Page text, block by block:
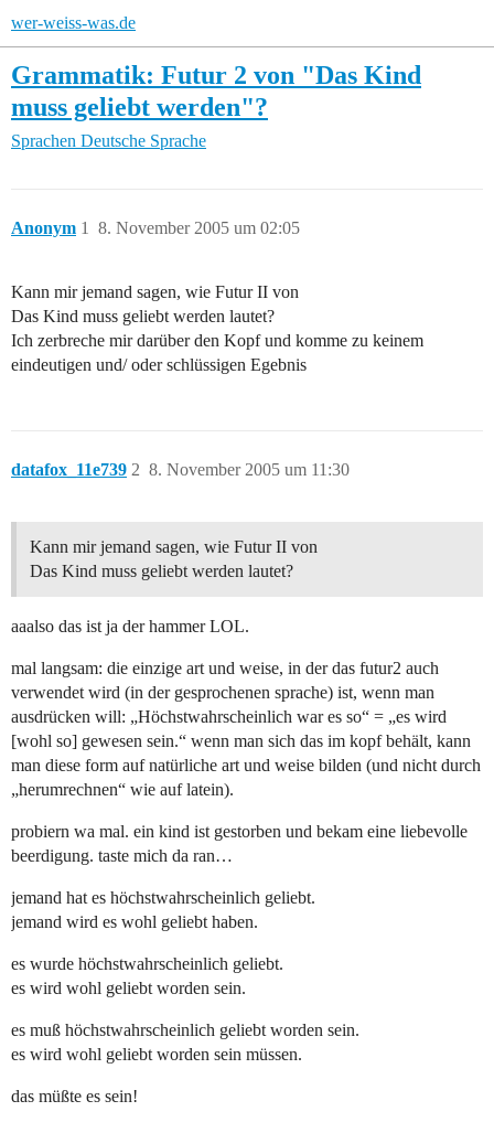
wer-weiss-was.de
Grammatik: Futur 2 von "Das Kind
muss geliebt werden"?
Sprachen Deutsche Sprache
Anonym 8. November 2005 um 02:05
1
Kann mir jemand sagen, wie Futur II von
Das Kind muss geliebt werden lautet?
Ich zerbreche mir darüber den Kopf und komme zu keinem
eindeutigen und/ oder schlüssigen Egebnis
datafox_11e739 8. November 2005 um 11:30
2
Kann mir jemand sagen, wie Futur II von
Das Kind muss geliebt werden lautet?
aaalso das ist ja der hammer LOL.
mal langsam: die einzige art und weise, in der das futur2 auch
verwendet wird (in der gesprochenen sprache) ist, wenn man
ausdrücken will: „Höchstwahrscheinlich war es so“ = „es wird
[wohl so] gewesen sein.“ wenn man sich das im kopf behält, kann
man diese form auf natürliche art und weise bilden (und nicht durch
„herumrechnen“ wie auf latein).
probiern wa mal. ein kind ist gestorben und bekam eine liebevolle
beerdigung. taste mich da ran…
jemand hat es höchstwahrscheinlich geliebt.
jemand wird es wohl geliebt haben.
es wurde höchstwahrscheinlich geliebt.
es wird wohl geliebt worden sein.
es muß höchstwahrscheinlich geliebt worden sein.
es wird wohl geliebt worden sein müssen.
das müßte es sein!